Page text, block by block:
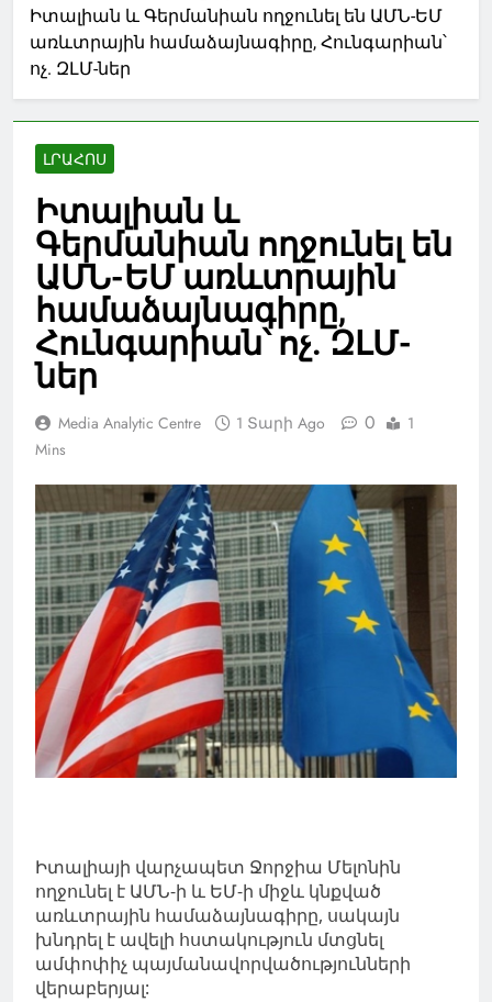
Իտալիան և Գերմանիան ողջունել են ԱՄՆ-ԵՄ
առևտրային համաձայնագիրը, Հունգարիան՝
ոչ. ԶԼՄ-ներ
ԼՐԱՀՈՍ
Իտալիան և
Գերմանիան ողջունել են
ԱՄՆ-ԵՄ առևտրային
համաձայնագիրը,
Հունգարիան՝ ոչ. ԶԼՄ-
ներ
Media Analytic Centre 1 Տարի Ago 0
1
Mins
Իտալիայի վարչապետ Ջորջիա Մելոնին
ողջունել է ԱՄՆ-ի և ԵՄ-ի միջև կնքված
առևտրային համաձայնագիրը, սակայն
խնդրել է ավելի հստակություն մտցնել
ամփոփիչ պայմանավորվածությունների
վերաբերյալ: